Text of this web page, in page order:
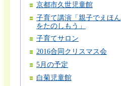
京都市久世児童館
子育て講演「親子でえほん
をたのしもう」
子育てサロン
2016合同クリスマス会
5月の予定
白菊児童館